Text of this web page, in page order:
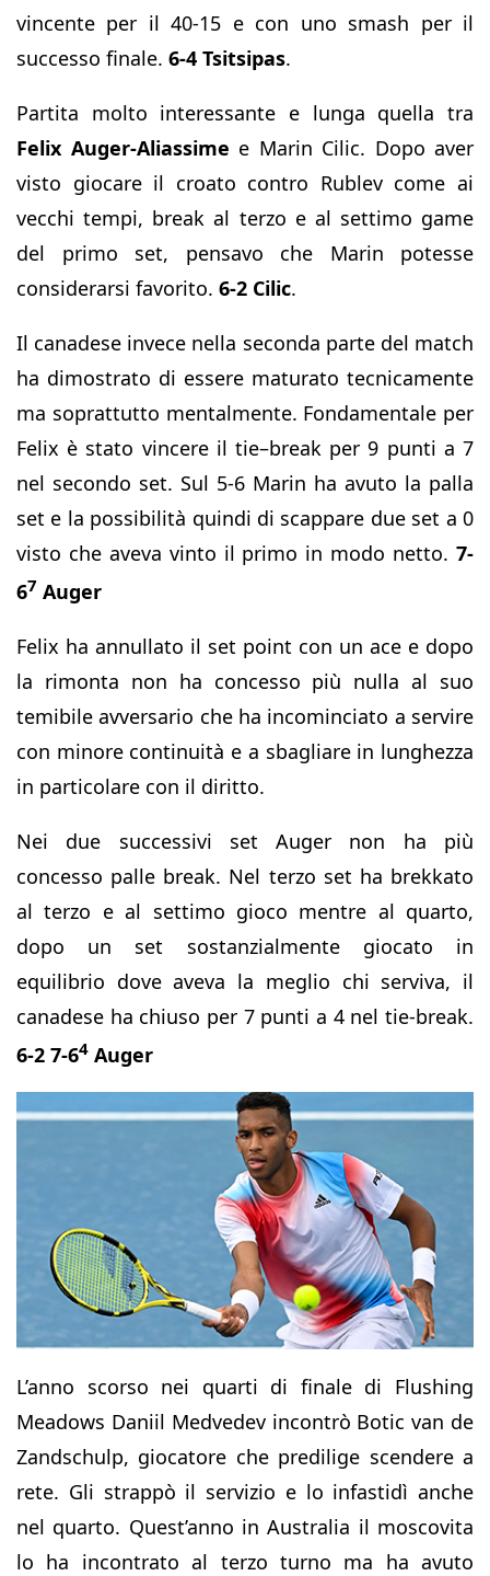
vincente per il 40-15 e con uno smash per il
successo finale. 6-4 Tsitsipas.
Partita molto interessante e lunga quella tra
Felix Auger-Aliassime e Marin Cilic. Dopo aver
visto giocare il croato contro Rublev come ai
vecchi tempi, break al terzo e al settimo game
del primo set, pensavo che Marin potesse
considerarsi favorito. 6-2 Cilic.
Il canadese invece nella seconda parte del match
ha dimostrato di essere maturato tecnicamente
ma soprattutto mentalmente. Fondamentale per
Felix è stato vincere il tie–break per 9 punti a 7
nel secondo set. Sul 5-6 Marin ha avuto la palla
set e la possibilità quindi di scappare due set a 0
visto che aveva vinto il primo in modo netto. 7-
67 Auger
Felix ha annullato il set point con un ace e dopo
la rimonta non ha concesso più nulla al suo
temibile avversario che ha incominciato a servire
con minore continuità e a sbagliare in lunghezza
in particolare con il diritto.
Nei due successivi set Auger non ha più
concesso palle break. Nel terzo set ha brekkato
al terzo e al settimo gioco mentre al quarto,
dopo un set sostanzialmente giocato in
equilibrio dove aveva la meglio chi serviva, il
canadese ha chiuso per 7 punti a 4 nel tie-break.
6-2 7-64 Auger
L’anno scorso nei quarti di finale di Flushing
Meadows Daniil Medvedev incontrò Botic van de
Zandschulp, giocatore che predilige scendere a
rete. Gli strappò il servizio e lo infastidì anche
nel quarto. Quest’anno in Australia il moscovita
lo ha incontrato al terzo turno ma ha avuto